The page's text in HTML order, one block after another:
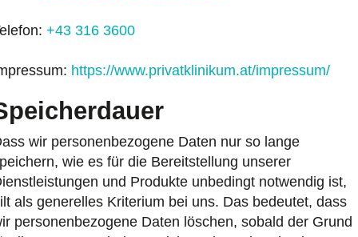
+43 316 3600
https://www.privatklinikum.at/impressum/
wir personenbezogene Daten nur so lange
wie es für die Bereitstellung unserer
und Produkte unbedingt notwendig ist,
als generelles Kriterium bei uns. Das bedeutet, dass
personenbezogene Daten löschen, sobald der Grund